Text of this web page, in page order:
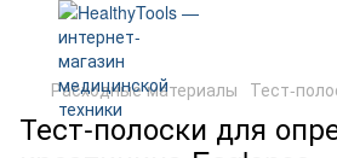
Расходные материалы Тест-
Тест-полоски для